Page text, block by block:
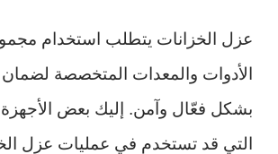
عزل الخزانات يتطلب استخدام
الأدوات والمعدات المتخصصة لضمان
بشكل فعّال وآمن. إليك بعض
التي قد تستخدم في عمليات عزل